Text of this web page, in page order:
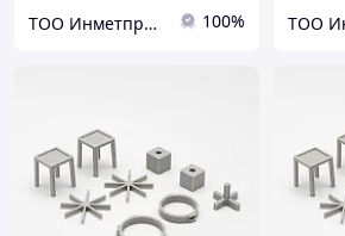
ТОО Инметпром 100%